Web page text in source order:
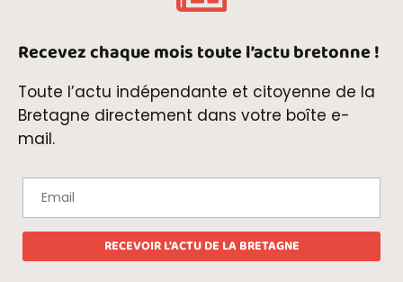
Recevez chaque mois toute l’actu bretonne !
Toute l’actu indépendante et citoyenne de la
Bretagne directement dans votre boîte e-
mail.